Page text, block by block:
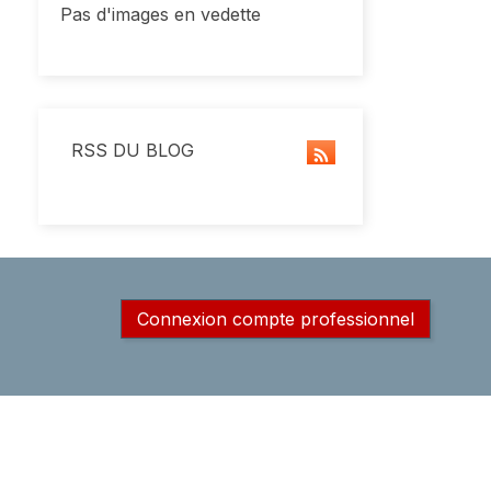
Pas d'images en vedette
RSS DU BLOG
Connexion compte professionnel